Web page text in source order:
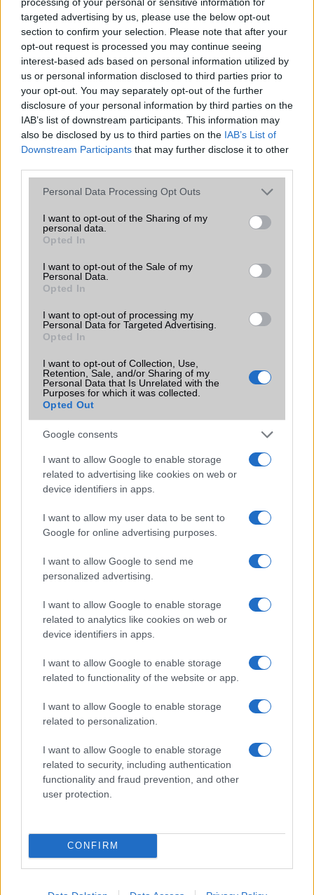
targeted advertising by us, please use the below opt-out
section to confirm your selection. Please note that after your
opt-out request is processed you may continue seeing
interest-based ads based on personal information utilized by
us or personal information disclosed to third parties prior to
your opt-out. You may separately opt-out of the further
disclosure of your personal information by third parties on the
IAB’s list of downstream participants. This information may
also be disclosed by us to third parties on the IAB’s List of
Downstream Participants that may further disclose it to other
Please note that this website/app uses one or more Google
not limited to your visit or usage behaviour. You may click to
grant or deny consent to Google and its third-party tags to
use your data for below specified purposes in below Google
consent section.
Personal Data Processing Opt Outs
I want to opt-out of the Sharing of my
personal data.
Opted In
I want to opt-out of the Sale of my
Personal Data.
Opted In
I want to opt-out of processing my
Personal Data for Targeted Advertising.
Opted In
I want to opt-out of Collection, Use,
Retention, Sale, and/or Sharing of my
Personal Data that Is Unrelated with the
Purposes for which it was collected.
Opted Out
Google consents
I want to allow Google to enable storage
related to advertising like cookies on web or
device identifiers in apps.
I want to allow my user data to be sent to
Google for online advertising purposes.
I want to allow Google to send me
personalized advertising.
I want to allow Google to enable storage
related to analytics like cookies on web or
device identifiers in apps.
I want to allow Google to enable storage
related to functionality of the website or app.
I want to allow Google to enable storage
related to personalization.
I want to allow Google to enable storage
related to security, including authentication
functionality and fraud prevention, and other
user protection.
CONFIRM
Számos népszerű Samsung Galaxy
készülék kimarad a One UI 9
frissítésből – itt a lista az érintett
modellekről
2026.06.30
| Phone Arena
A One UI 9 érkezése új mesterséges intelligencia-
funkciókat és továbbfejlesztett kezelőfelületet hoz,
azonban több korábbi csúcskategóriás és középkategóriás
Galaxy készülék számára ez lesz az út vége.
iPhone 18 bemutató dátum - ekkor
rántja le a leplet az Apple az új
csúcsmobilokról
2026.06.29 | Phone Arena
A szeptemberi eseményen az iPhone 18 Pro modellek
mellett a régóta pletykált hajlítható iPhone Ultra is
találgatások továbbra is beárnyékolják a rajtot.
funkció, amely észrevétlenül könnyíti
meg a mindennapokat
2026.06.14| Android Police
Sok felhasználó külön alkalmazásokra esküszik, pedig az
Android már évek óta olyan intelligens funkciókat kínál,
amelyek maguktól dolgoznak a háttérben.
Ez a rejtett Samsung funkció teljesen
megváltoztatja a mobilhasználatot –
2026.07.12| Android Central
Az Edge Panel az egyik leghasznosabb funkció, amely
miközben a Pixel telefonokból továbbra is hiányzik.
Android 4.2 Jelly Bean: mik az újdonságok?
A kínaiak tovább támadnak, itt a Redmi Note 4
webes értesítések megszüntetésére összpontosít
Így változtatja meg a jelszókezelésünket ez az újítás
Vajon túl vékonyra sikerül az iPhone 17 Air? – A divat ára a
Ezek az iPhone-ok, iPadek és Macek már nem kapják meg
az iOS 26-ot és társait
a diffúziós architektúra alkalmazásával